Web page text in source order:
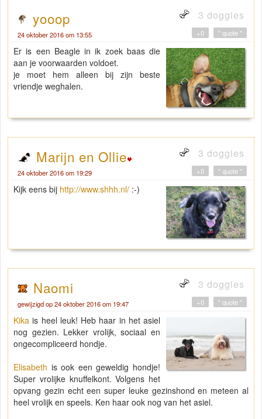
yooop 3 doggies
24 oktober 2016 om 13:55 " quote "
+0
Er is een Beagle in ik zoek baas die
aan je voorwaarden voldoet.
je moet hem alleen bij zijn beste
vriendje weghalen.
Marijn en Ollie 3 doggies
24 oktober 2016 om 19:29 " quote "
+0
Kijk eens bij http://www.shhh.nl/ :-)
Naomi 3 doggies
gewijzigd op 24 oktober 2016 om 19:47 " quote "
+0
Kika is heel leuk! Heb haar in het asiel
nog gezien. Lekker vrolijk, sociaal en
ongecompliceerd hondje.
Elisabeth is ook een geweldig hondje!
Super vrolijke knuffelkont. Volgens het
opvang gezin echt een super leuke gezinshond en meteen al
heel vrolijk en speels. Ken haar ook nog van het asiel.